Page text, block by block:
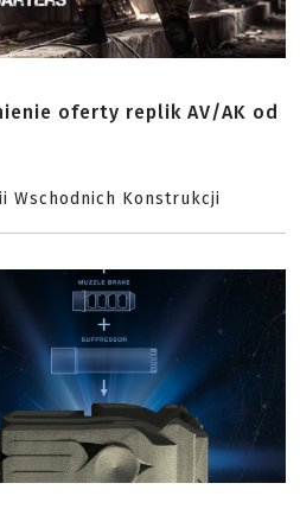
oferty replik AV/AK od
Wschodnich Konstrukcji